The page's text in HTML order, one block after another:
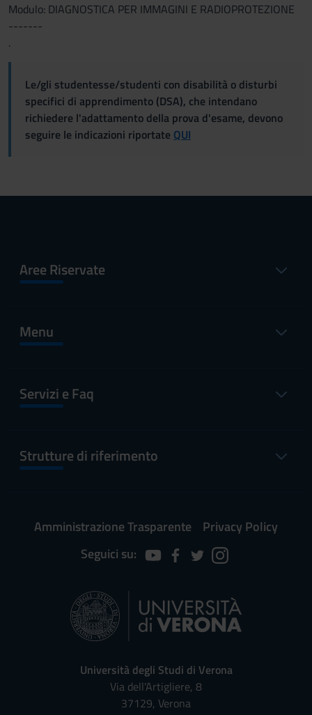
Modulo: DIAGNOSTICA PER IMMAGINI E RADIOPROTEZIONE
-------
.
Le/gli studentesse/studenti con disabilità o disturbi
specifici di apprendimento (DSA), che intendano
richiedere l'adattamento della prova d'esame, devono
seguire le indicazioni riportate QUI
Aree Riservate
Menu
Servizi e Faq
Strutture di riferimento
Amministrazione Trasparente
Privacy Policy
Seguici su:
Università degli Studi di Verona
Via dell'Artigliere, 8
37129, Verona